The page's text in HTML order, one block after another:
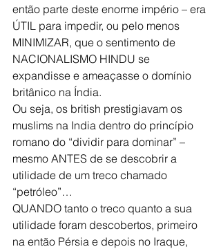
então parte deste enorme império – era
ÚTIL para impedir, ou pelo menos
MINIMIZAR, que o sentimento de
NACIONALISMO HINDU se
expandisse e ameaçasse o domínio
britânico na Índia.
Ou seja, os british prestigiavam os
muslims na India dentro do princípio
romano do “dividir para dominar” –
mesmo ANTES de se descobrir a
utilidade de um treco chamado
“petróleo”…
QUANDO tanto o treco quanto a sua
utilidade foram descobertos, primeiro
na então Pérsia e depois no Iraque,